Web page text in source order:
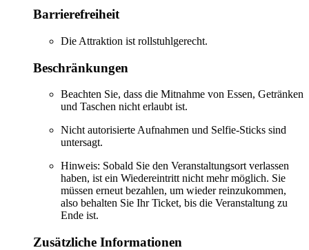
Barrierefreiheit
Die Attraktion ist rollstuhlgerecht.
Beschränkungen
Beachten Sie, dass die Mitnahme von Essen, Getränken
und Taschen nicht erlaubt ist.
Nicht autorisierte Aufnahmen und Selfie-Sticks sind
untersagt.
Hinweis: Sobald Sie den Veranstaltungsort verlassen
haben, ist ein Wiedereintritt nicht mehr möglich. Sie
müssen erneut bezahlen, um wieder reinzukommen,
also behalten Sie Ihr Ticket, bis die Veranstaltung zu
Ende ist.
Zusätzliche Informationen